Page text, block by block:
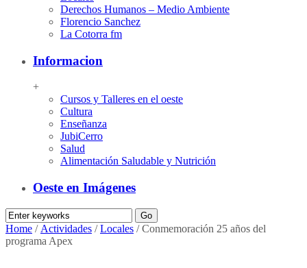
Derechos Humanos – Medio Ambiente
Florencio Sanchez
La Cotorra fm
Informacion
+
Cursos y Talleres en el oeste
Cultura
Enseñanza
JubiCerro
Salud
Alimentación Saludable y Nutrición
Oeste en Imágenes
Home / Actividades /Locales /Conmemoración 25 años del
programa Apex